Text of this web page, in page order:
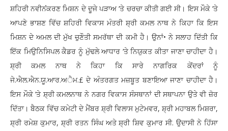
ਸ਼ਹਿਰੀ ਨਵੀਨਂਕਰਣ ਮਿਸ਼ਨ ਦੇ ਦੂਜੇ ਪੜਾਅ ‘ਤੇ ਚਰਚਾ ਕੀਤੀ ਗਈ ਸੀ। ਇਸ ਮੌਕੇ ‘ਤੇ
ਆਪਣੇ ਭਾਸ਼ਣ ਵਿੱਚ ਸ਼ਹਿਰੀ ਵਿਕਾਸ ਮੰਤਰੀ ਸ਼੍ਰੀ ਕਮਲ ਨਾਥ ਨੇ ਕਿਹਾ ਕਿ ਇਸ
ਮਿਸ਼ਨ ਦੇ ਅਮਲ ਦੀ ਮੁੱਖ ਚੁਣੌਤੀ ਸਮਰੱਥਾ ਦੀ ਕਮੀ ਹੈ। ਉਨਾਂ• ਨੇ ਸਲਾਹ ਦਿੱਤੀ ਕਿ
ਇੱਕ ਮਿਉਨਿਸਿਪਲ ਕੈਡਰ ਨੂੰ ਮੁੱਢਲੇ ਆਧਾਰ ‘ਤੇ ਨਿਯੁਕਤ ਕੀਤਾ ਜਾਣਾ ਚਾਹੀਦਾ ਹੈ।
ਸ਼੍ਰੀ ਕਮਲ ਨਾਥ ਨੇ ਕਿਹਾ ਕਿ ਸਾਰੇ ਨਾਗਰਿਕ ਕੇਂਦਰਾਂ ਨੂੰ
ਜੇ.ਐਲ.ਐਨ.ਯੂ.ਆਰ.ਅੈਮ.£ ਦੇ ਅੰਤਰਗਤ ਮਜ਼ਬੂਤ ਬਣਾਇਆ ਜਾਣਾ ਚਾਹੀਦਾ ਹੈ।
ਇਸ ਮੌਕੇ ‘ਤੇ ਸ਼੍ਰੀ ਕਮਲਨਾਥ ਨੇ ਨਗਰ ਵਿਕਾਸ ਸੰਸਥਾਨਾਂ ਦੀ ਸਥਾਪਨਾ ਉਤੇ ਵੀ ਜ਼ੋਰ
ਦਿੱਤਾ। ਬੈਠਕ ਵਿੱਚ ਕਮੇਟੀ ਦੇ ਮੈਂਬਰ ਸ਼੍ਰੀ ਵਿਲਾਸ ਮੁਟੇਮਵਰ, ਸ਼੍ਰੀ ਮਹਾਬਲ ਮਿਸ਼ਰਾ,
ਸ਼੍ਰੀ ਰਮੇਸ਼ ਕੁਮਾਰ, ਸ਼੍ਰੀ ਰਤਨ ਸਿੰਘ ਅਤੇ ਸ਼੍ਰੀ ਸ਼ਿਵ ਕੁਮਾਰ ਸੀ. ਉਦਾਸੀ ਨੇ ਹਿੱਸਾ